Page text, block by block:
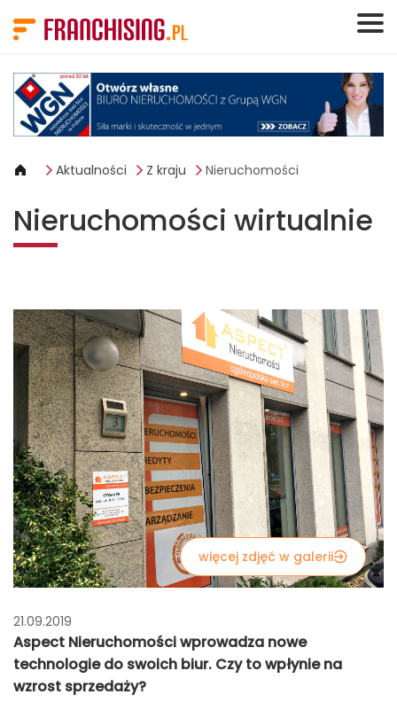
Aktualności Z kraju Nieruchomości
Nieruchomości wirtualnie
więcej zdjęć w galerii
21.09.2019
Aspect Nieruchomości wprowadza nowe
technologie do swoich biur. Czy to wpłynie na
wzrost sprzedaży?